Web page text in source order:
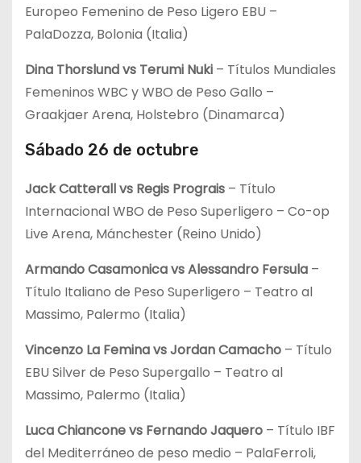
Europeo Femenino de Peso Ligero EBU –
PalaDozza, Bolonia (Italia)
Dina Thorslund vs Terumi Nuki – Títulos Mundiales
Femeninos WBC y WBO de Peso Gallo –
Graakjaer Arena, Holstebro (Dinamarca)
Sábado 26 de octubre
Jack Catterall vs Regis Prograis – Título
Internacional WBO de Peso Superligero – Co-op
Live Arena, Mánchester (Reino Unido)
Armando Casamonica vs Alessandro Fersula –
Título Italiano de Peso Superligero – Teatro al
Massimo, Palermo (Italia)
Vincenzo La Femina vs Jordan Camacho – Título
EBU Silver de Peso Supergallo – Teatro al
Massimo, Palermo (Italia)
Luca Chiancone vs Fernando Jaquero – Título IBF
del Mediterráneo de peso medio – PalaFerroli,